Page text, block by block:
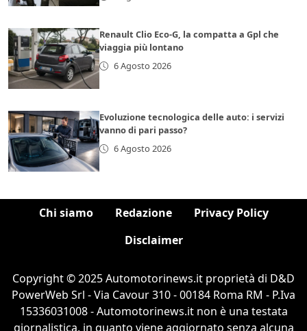
Renault Clio Eco-G, la compatta a Gpl che
viaggia più lontano
6 Agosto 2026
Evoluzione tecnologica delle auto: i servizi
vanno di pari passo?
6 Agosto 2026
Chi siamo Redazione
Privacy Policy
Disclaimer
Copyright © 2025 Automotorinews.it proprietà di D&D
PowerWeb Srl - Via Cavour 310 - 00184 Roma RM - P.Iva
15336031008 - Automotorinews.it non è una testata
giornalistica, in quanto viene aggiornato senza alcuna